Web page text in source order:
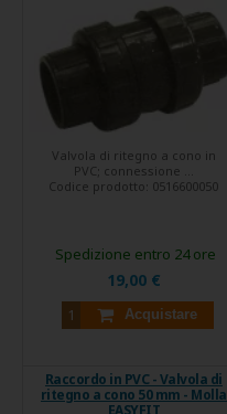
Valvola di ritegno a cono in
PVC; connessione ...
Codice prodotto: 0516600050
19,00 €
Acquistare
Spedizione entro 24 ore
Raccordo in PVC - Valvola di
ritegno a cono 50 mm - Molla
EASYFIT